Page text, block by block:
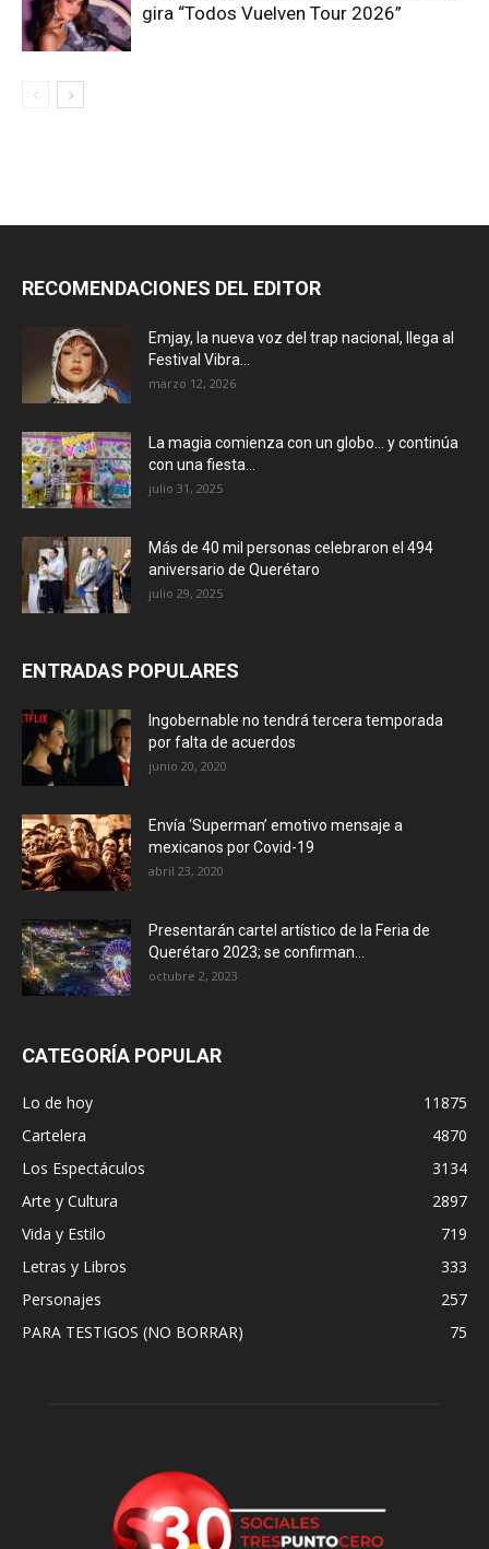
gira “Todos Vuelven Tour 2026”
RECOMENDACIONES DEL EDITOR
Emjay, la nueva voz del trap nacional, llega al
Festival Vibra...
marzo 12, 2026
La magia comienza con un globo… y continúa
con una fiesta...
julio 31, 2025
Más de 40 mil personas celebraron el 494
aniversario de Querétaro
julio 29, 2025
ENTRADAS POPULARES
Ingobernable no tendrá tercera temporada
por falta de acuerdos
junio 20, 2020
Envía ‘Superman’ emotivo mensaje a
mexicanos por Covid-19
abril 23, 2020
Presentarán cartel artístico de la Feria de
Querétaro 2023; se confirman...
octubre 2, 2023
CATEGORÍA POPULAR
Lo de hoy
11875
Cartelera
4870
Los Espectáculos
3134
Arte y Cultura
2897
Vida y Estilo
719
Letras y Libros
333
Personajes
257
PARA TESTIGOS (NO BORRAR)
75